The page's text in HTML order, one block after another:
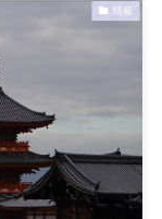
情報